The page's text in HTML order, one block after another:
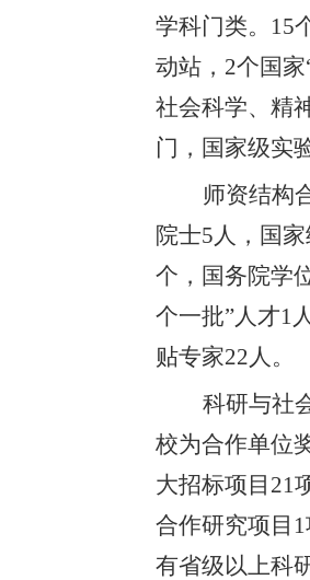
学科门类。 15
动站， 2个国家
社会科学、 精
门，国家级实
师资结构
院士5人，国
个，国务院学
个一批”人才1
贴专家22人。
科研与社
校为合作单位
大招标项目 21
合作研究项目 1
有省级以上科